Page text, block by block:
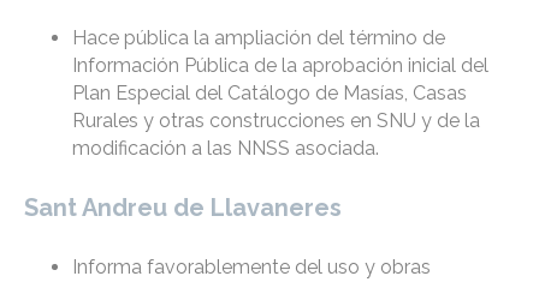
Hace pública la ampliación del término de
Información Pública de la aprobación inicial del
Plan Especial del Catálogo de Masías, Casas
Rurales y otras construcciones en SNU y de la
modificación a las NNSS asociada.
Sant Andreu de Llavaneres
Informa favorablemente del uso y obras